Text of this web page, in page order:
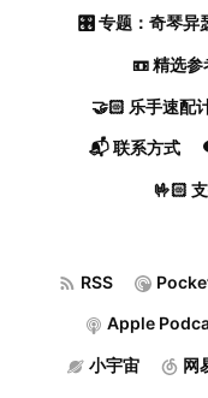
🎛️ 专题：奇琴异
📼 精选参
🤝🏻 乐手速配
📬 联系方式
🤟🏻
RSS
Apple
小宇宙 网